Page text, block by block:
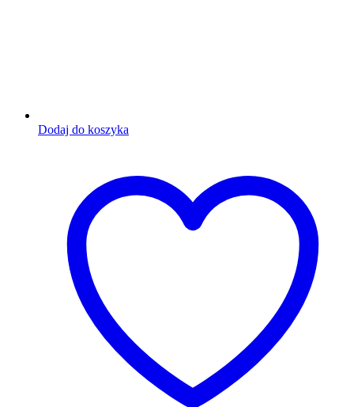
Dodaj do koszyka